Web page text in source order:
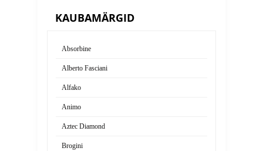
KAUBAMÄRGID
Absorbine
Alberto Fasciani
Alfako
Animo
Aztec Diamond
Brogini